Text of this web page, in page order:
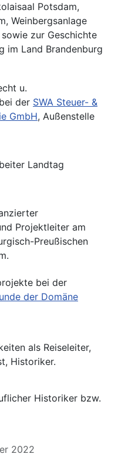
Potsdam,
Weinbergsanlage
zur Geschichte
im Land Brandenburg
u.
der SWA Steuer- &
GmbH, Außenstelle
Landtag
Projektleiter am
Preußischen
bei der
der Domäne
als Reiseleiter,
Historiker.
Historiker bzw.
2022